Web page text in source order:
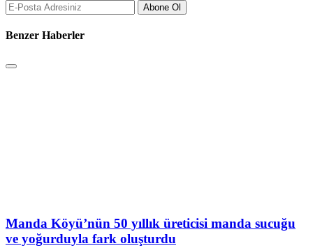
Abone Ol
Benzer Haberler
Manda Köyü’nün 50 yıllık üreticisi manda sucuğu
ve yoğurduyla fark oluşturdu